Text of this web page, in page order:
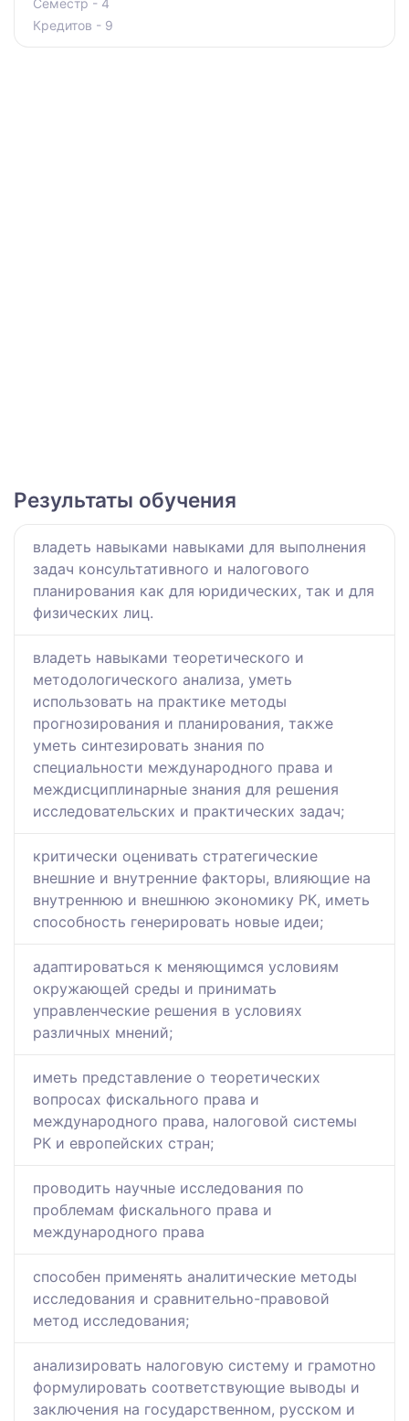
Семестр - 4
Кредитов - 9
Результаты обучения
владеть навыками навыками для выполнения
задач консультативного и налогового
планирования как для юридических, так и для
физических лиц.
владеть навыками теоретического и
методологического анализа, уметь
использовать на практике методы
прогнозирования и планирования, также
уметь синтезировать знания по
специальности международного права и
междисциплинарные знания для решения
исследовательских и практических задач;
критически оценивать стратегические
внешние и внутренние факторы, влияющие на
внутреннюю и внешнюю экономику РК, иметь
способность генерировать новые идеи;
адаптироваться к меняющимся условиям
окружающей среды и принимать
управленческие решения в условиях
различных мнений;
иметь представление о теоретических
вопросах фискального права и
международного права, налоговой системы
РК и европейских стран;
проводить научные исследования по
проблемам фискального права и
международного права
способен применять аналитические методы
исследования и сравнительно-правовой
метод исследования;
анализировать налоговую систему и грамотно
формулировать соответствующие выводы и
заключения на государственном, русском и